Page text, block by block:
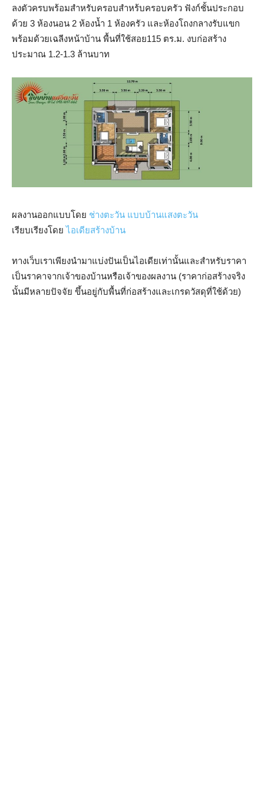
ลงตัวครบพร้อมสำหรับครอบสำหร้บครอบครัว ฟังก์ชั้นประกอบ
ด้วย 3 ห้องนอน 2 ห้องน้ำ 1 ห้องครัว และห้องโถงกลางรับแขก
พร้อมด้วยเฉลีงหน้าบ้าน พื้นที่ใช้สอย115 ตร.ม. งบก่อสร้าง
ประมาณ 1.2-1.3 ล้านบาท
ผลงานออกแบบโดย ช่างตะวัน แบบบ้านแสงตะวัน
เรียบเรียงโดยไอเดียสร้างบ้าน
ทางเว็บเราเพียงนำมาแบ่งปันเป็นไอเดียเท่านั้นและสำหรับราคา
เป็นราคาจากเจ้าของบ้านหรือเจ้าของผลงาน (ราคาก่อสร้างจริง
นั้นมีหลายปัจจัย ขึ้นอยู่กับพื้นที่ก่อสร้างและเกรดวัสดุที่ใช้ด้วย)